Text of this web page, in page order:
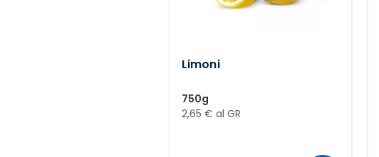
Limoni
750g
2,65 € al GR